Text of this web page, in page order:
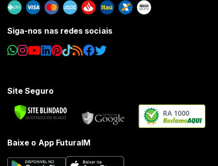
Siga-nos nas redes sociais
Site Seguro
RA 1000
Baixe o App FuturaIM